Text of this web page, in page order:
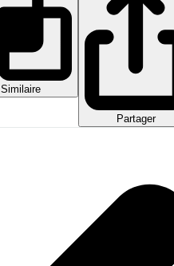
Similaire
Partager